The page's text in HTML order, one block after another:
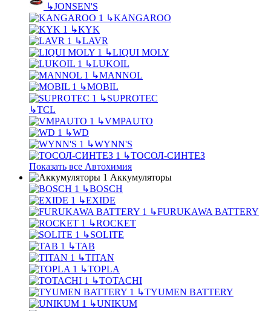
↳JONSEN'S
↳KANGAROO
↳KYK
↳LAVR
↳LIQUI MOLY
↳LUKOIL
↳MANNOL
↳MOBIL
↳SUPROTEC
↳TCL
↳VMPAUTO
↳WD
↳WYNN'S
↳ТОСОЛ-СИНТЕЗ
Показать все Автохимия
Аккумуляторы
↳BOSCH
↳EXIDE
↳FURUKAWA BATTERY
↳ROCKET
↳SOLITE
↳TAB
↳TITAN
↳TOPLA
↳TOTACHI
↳TYUMEN BATTERY
↳UNIKUM